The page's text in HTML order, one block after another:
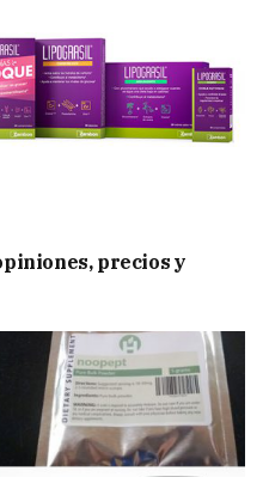
precios y